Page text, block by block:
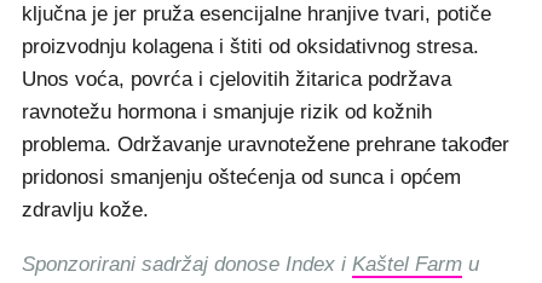
ključna je jer pruža esencijalne hranjive tvari, potiče
proizvodnju kolagena i štiti od oksidativnog stresa.
Unos voća, povrća i cjelovitih žitarica podržava
ravnotežu hormona i smanjuje rizik od kožnih
problema. Održavanje uravnotežene prehrane također
pridonosi smanjenju oštećenja od sunca i općem
zdravlju kože.
Sponzorirani sadržaj donose Index i Kaštel Farm u